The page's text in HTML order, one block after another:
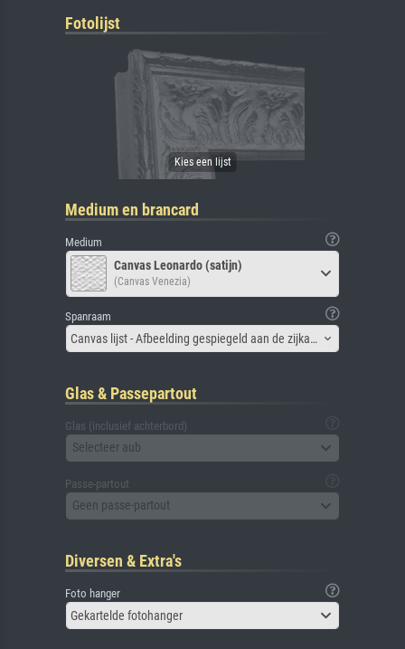
Fotolijst
Medium en brancard
Medium
Canvas Leonardo (satijn)
(Canvas Venezia)
Spanraam
Canvas lijst - Afbeelding gespiegeld aan de zijkant
Glas & Passepartout
Glas (inclusief achterbord)
Selecteer aub
Passe-partout
Geen passe-partout
Diversen & Extra's
Foto hanger
Gekartelde fotohanger